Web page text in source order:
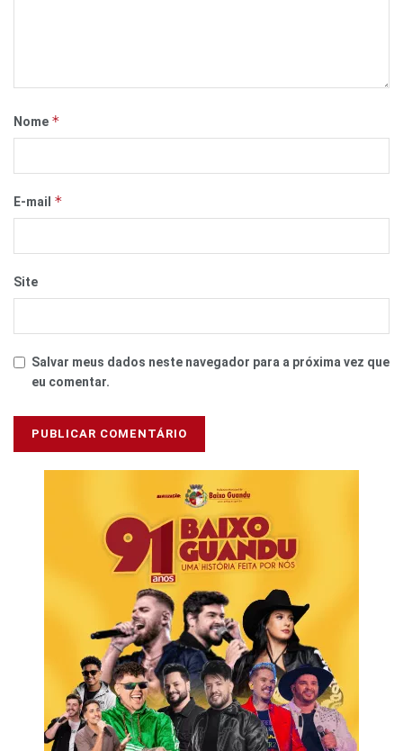
Nome *
E-mail *
Site
Salvar meus dados neste navegador para a próxima vez que
eu comentar.